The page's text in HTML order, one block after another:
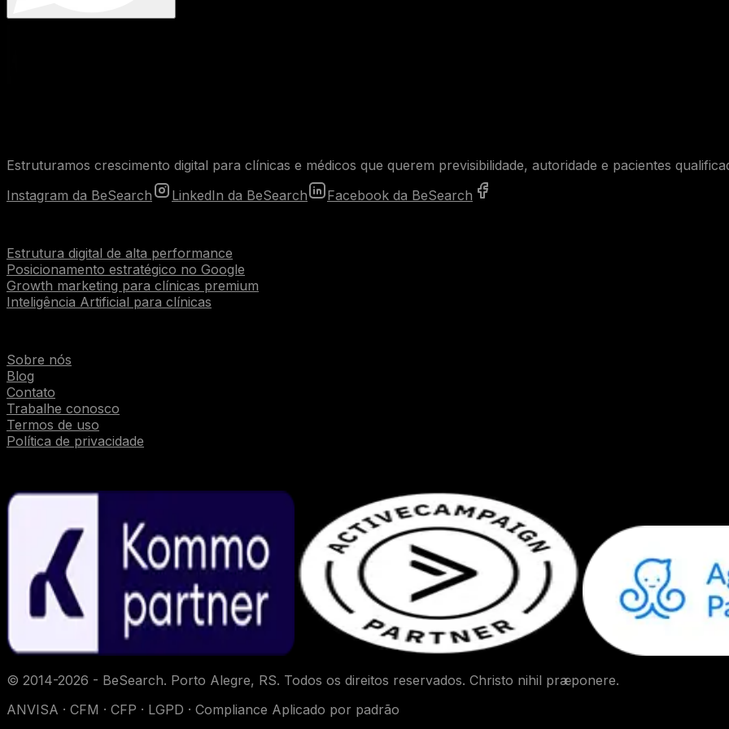
Estruturamos crescimento digital para clínicas e médicos que querem previsibilidade, autoridade e pacientes
Instagram da BeSearch
LinkedIn da BeSearch Facebook da BeSearch
Estrutura digital de alta performance
Posicionamento estratégico no Google
Growth marketing para clínicas premium
Inteligência Artificial para clínicas
Sobre nós
Blog
Contato
Trabalhe conosco
Termos de uso
Política de privacidade
© 2014-2026 - BeSearch. Porto Alegre, RS. Todos os direitos reservados. Christo nihil præponere.
ANVISA · CFM · CFP · LGPD · Compliance Aplicado por padrão